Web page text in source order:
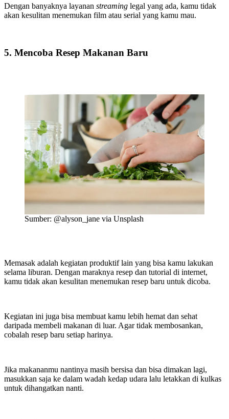
Dengan banyaknya layanan streaming legal yang ada, kamu tidak
akan kesulitan menemukan film atau serial yang kamu mau.
5. Mencoba Resep Makanan Baru
Sumber: @alyson_jane via Unsplash
Memasak adalah kegiatan produktif lain yang bisa kamu lakukan
selama liburan. Dengan maraknya resep dan tutorial di internet,
kamu tidak akan kesulitan menemukan resep baru untuk dicoba.
Kegiatan ini juga bisa membuat kamu lebih hemat dan sehat
daripada membeli makanan di luar. Agar tidak membosankan,
cobalah resep baru setiap harinya.
Jika makananmu nantinya masih bersisa dan bisa dimakan lagi,
masukkan saja ke dalam wadah kedap udara lalu letakkan di kulkas
untuk dihangatkan nanti.